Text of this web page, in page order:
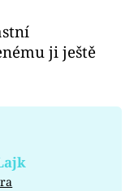
ji ještě